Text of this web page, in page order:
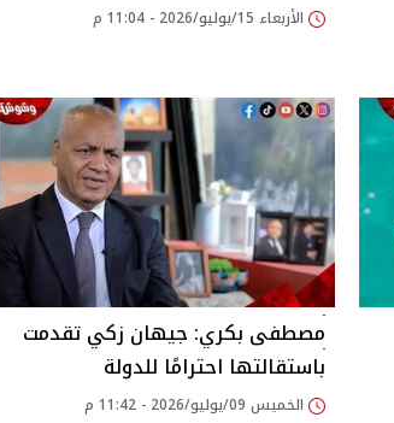
الأربعاء 15/يوليو/2026 - 11:04 م
مصطفى بكري: جيهان زكي تقدمت
باستقالتها احترامًا للدولة
الخميس 09/يوليو/2026 - 11:42 م